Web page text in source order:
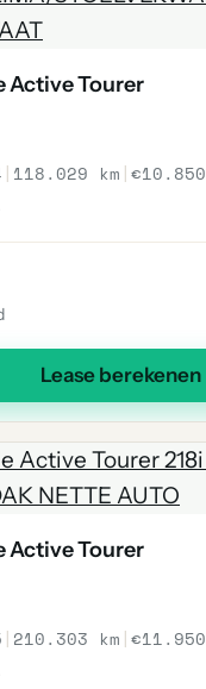
Active Tourer
| 118.029 km |€10.850
Lease berekenen
Active Tourer
| 210.303 km |€11.950